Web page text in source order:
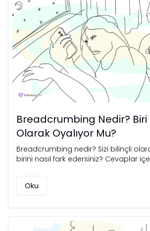
Breadcrumbing Nedir? Biri
Olarak Oyalıyor Mu?
Breadcrumbing nedir? Sizi bilinçli
birini nasıl fark edersiniz? Cevaplar
Oku